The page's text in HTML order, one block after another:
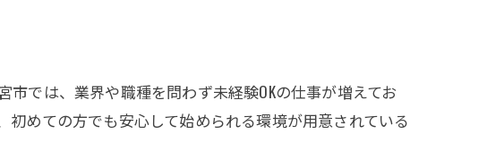
コツ
戦略
では、業界や職種を問わず未経験OKの仕事が増えてお
めての方でも安心して始められる環境が用意されている